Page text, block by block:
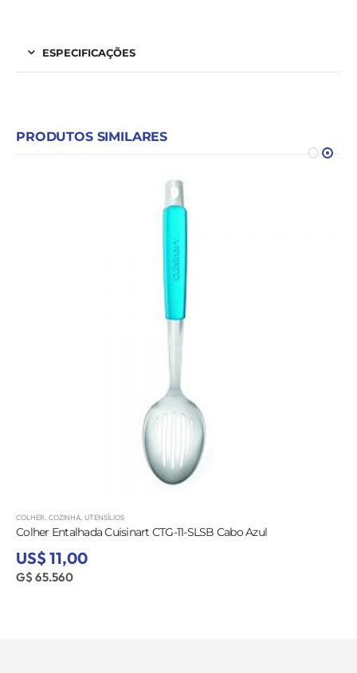
ESPECIFICAÇÕES
PRODUTOS SIMILARES
COLHER, COZINHA, UTENSÍLIOS
Colher Entalhada Cuisinart CTG-11-SLSB Cabo Azul
US$ 11,00
G$ 65.560